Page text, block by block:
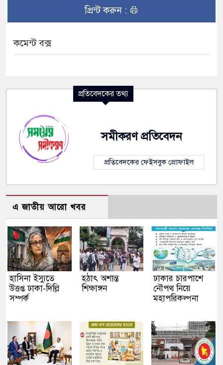
প্রিন্ট করুন :
কমেন্ট বক্স
প্রতিবেদকের তথ্য
সমীকরণ প্রতিবেদন
প্রতিবেদকের ফেইসবুক প্রোফাইল
এ জাতীয় আরো খবর
হাসিনা ইস্যুতে
উত্তপ্ত ঢাকা-দিল্লি
সম্পর্ক
হঠাৎ অশান্ত
শিক্ষাঙ্গন
ঢাকার চারপাশে
নৌপথ নিয়ে
মহাপরিকল্পনা